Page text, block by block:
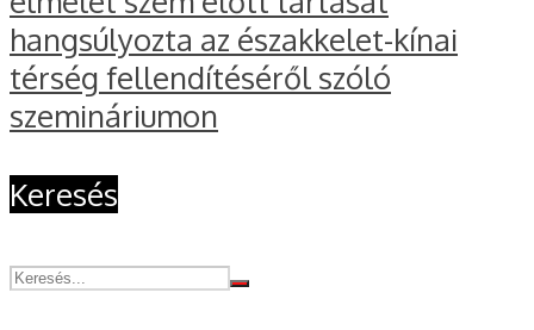
hangsúlyozta az északkelet-kínai
térség fellendítéséről szóló
szemináriumon
Keresés